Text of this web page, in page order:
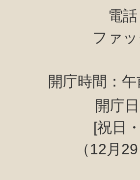
電
ファ
開庁時間：
開庁
[祝日
（12月